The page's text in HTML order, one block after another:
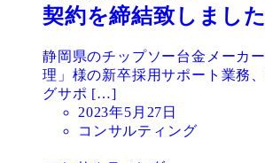
契約を締結致しました
静岡県のチップソー台金メーカ
理」様の新卒採用サポート業務
グサポ […]
投
稿
2023年5月27日
コンサルティング